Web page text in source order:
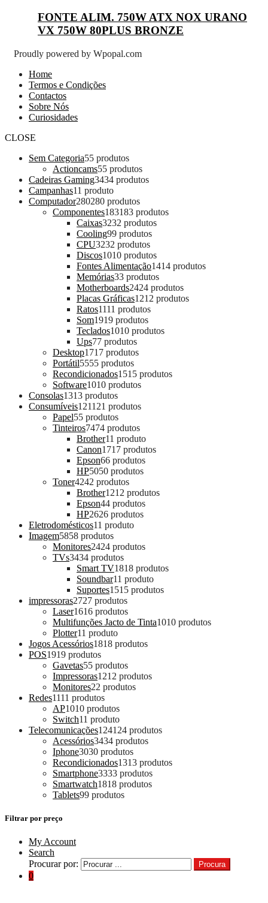
FONTE ALIM. 750W ATX NOX URANO
VX 750W 80PLUS BRONZE
Proudly powered by Wpopal.com
Home
Termos e Condições
Contactos
Sobre Nós
Curiosidades
CLOSE
Sem Categoria55 produtos
Actioncams55 produtos
Cadeiras Gaming3434 produtos
Campanhas11 produto
Computador280280 produtos
Componentes183183 produtos
Caixas3232 produtos
Cooling99 produtos
CPU3232 produtos
Discos1010 produtos
Fontes Alimentação1414 produtos
Memórias33 produtos
Motherboards2424 produtos
Placas Gráficas1212 produtos
Ratos1111 produtos
Som1919 produtos
Teclados1010 produtos
Ups77 produtos
Desktop1717 produtos
Portátil5555 produtos
Recondicionados1515 produtos
Software1010 produtos
Consolas1313 produtos
Consumíveis121121 produtos
Papel55 produtos
Tinteiros7474 produtos
Brother11 produto
Canon1717 produtos
Epson66 produtos
HP5050 produtos
Toner4242 produtos
Brother1212 produtos
Epson44 produtos
HP2626 produtos
Eletrodomésticos11 produto
Imagem5858 produtos
Monitores2424 produtos
TVs3434 produtos
Smart TV1818 produtos
Soundbar11 produto
Suportes1515 produtos
impressoras2727 produtos
Laser1616 produtos
Multifunções Jacto de Tinta1010 produtos
Plotter11 produto
Jogos Acessórios1818 produtos
POS1919 produtos
Gavetas55 produtos
Impressoras1212 produtos
Monitores22 produtos
Redes1111 produtos
AP1010 produtos
Switch11 produto
Telecomunicações124124 produtos
Acessórios3434 produtos
Iphone3030 produtos
Recondicionados1313 produtos
Smartphone3333 produtos
Smartwatch1818 produtos
Tablets99 produtos
Filtrar por preço
My Account
Search
Procurar por:
Procura
0